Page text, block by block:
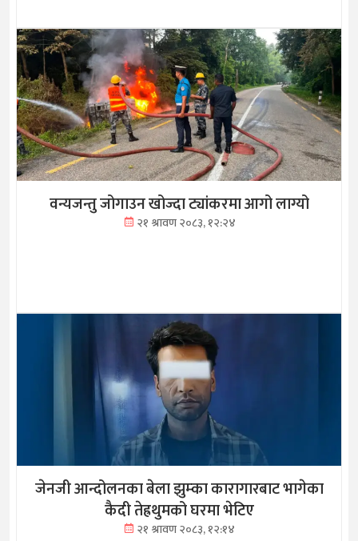
वन्यजन्तु जोगाउन खोज्दा ट्यांकरमा आगो लाग्यो
२१ श्रावण २०८३, १२:२४
जेनजी आन्दोलनका बेला झुम्का कारागारबाट भागेका
कैदी तेह्रथुमको घरमा भेटिए
२१ श्रावण २०८३, १२:१४